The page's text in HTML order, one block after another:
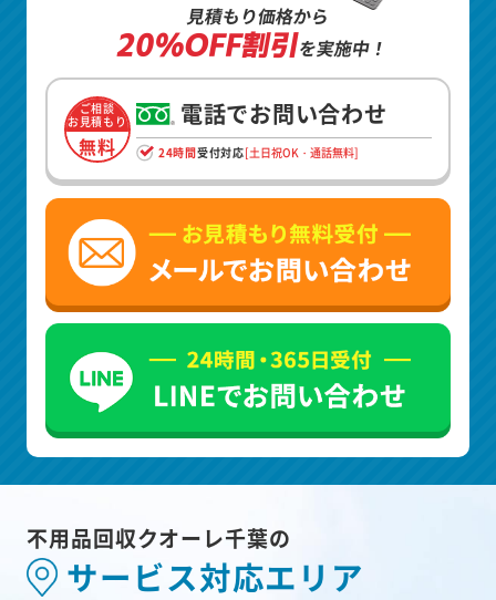
見積もり価格から
20%OFF割引を実施中！
ご相談
お見積もり
無料
電話でお問い合わせ
24時間受付対応[土日祝OK・通話無料]
不用品回収クオーレ千葉の
サービス対応エリア